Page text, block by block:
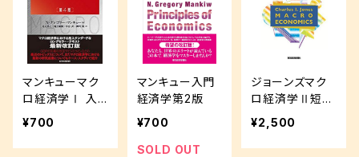
マンキューマク
ロ経済学Ⅰ 入
門編(第4版)
¥700
マンキュー入門
経済学第2版
¥700
SOLD OUT
ジョーンズマク
ロ経済学Ⅱ短期
変動篇
¥2,500